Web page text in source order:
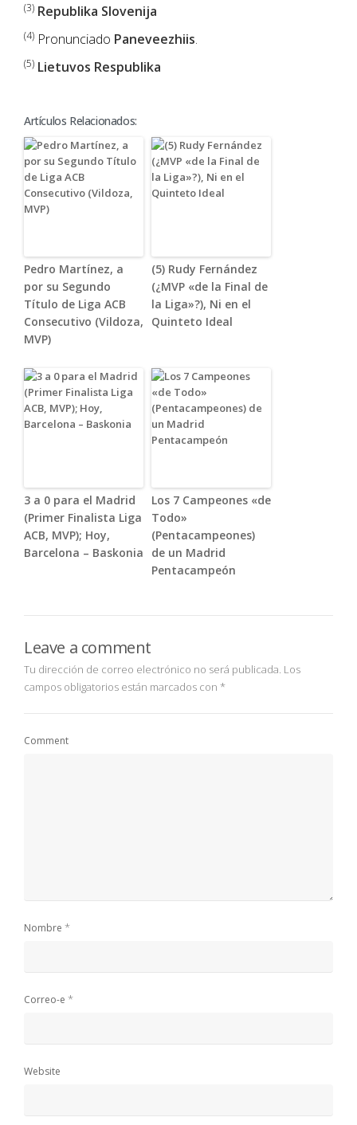
(3) Republika Slovenija
(4) Pronunciado Paneveezhiis.
(5) Lietuvos Respublika
Artículos Relacionados:
Pedro Martínez, a
por su Segundo
Título de Liga ACB
Consecutivo (Vildoza,
MVP)
(5) Rudy Fernández
(¿MVP «de la Final de
la Liga»?), Ni en el
Quinteto Ideal
3 a 0 para el Madrid
(Primer Finalista Liga
ACB, MVP); Hoy,
Barcelona – Baskonia
Los 7 Campeones «de
Todo»
(Pentacampeones)
de un Madrid
Pentacampeón
Leave a comment
Tu dirección de correo electrónico no será publicada. Los
campos obligatorios están marcados con *
Comment
Nombre *
Correo-e *
Website